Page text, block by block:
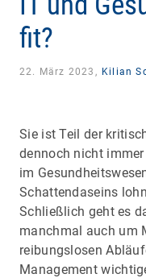
fit?
22. März 2023, Kilian
Sie ist Teil der
dennoch nicht
im
Schattendaseins
Schließlich geht es
manchmal auch um
reibungslosen
Management